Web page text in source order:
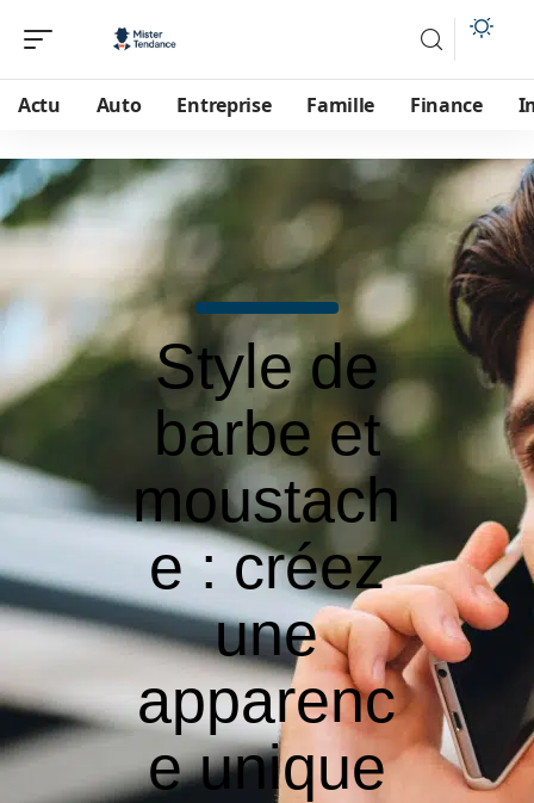
Actu Auto Entreprise Famille Finance
Style de
barbe et
moustach
e : créez
une
apparenc
e unique